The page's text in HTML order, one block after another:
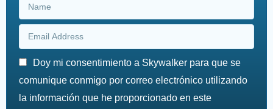
Doy mi consentimiento a Skywalker para que se
comunique conmigo por correo electrónico utilizando
la información que he proporcionado en este